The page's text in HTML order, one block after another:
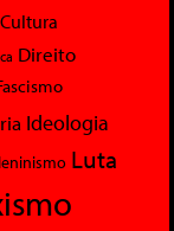
Cultura
Direito
Ideologia
leninismo Luta